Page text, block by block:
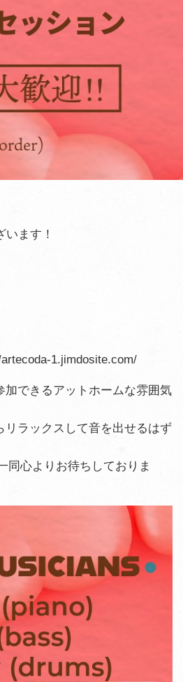
ます！
1.jimdosite.com/
加できるアットホームな雰囲気
リラックスして音を出せるはず
同心よりお待ちしておりま